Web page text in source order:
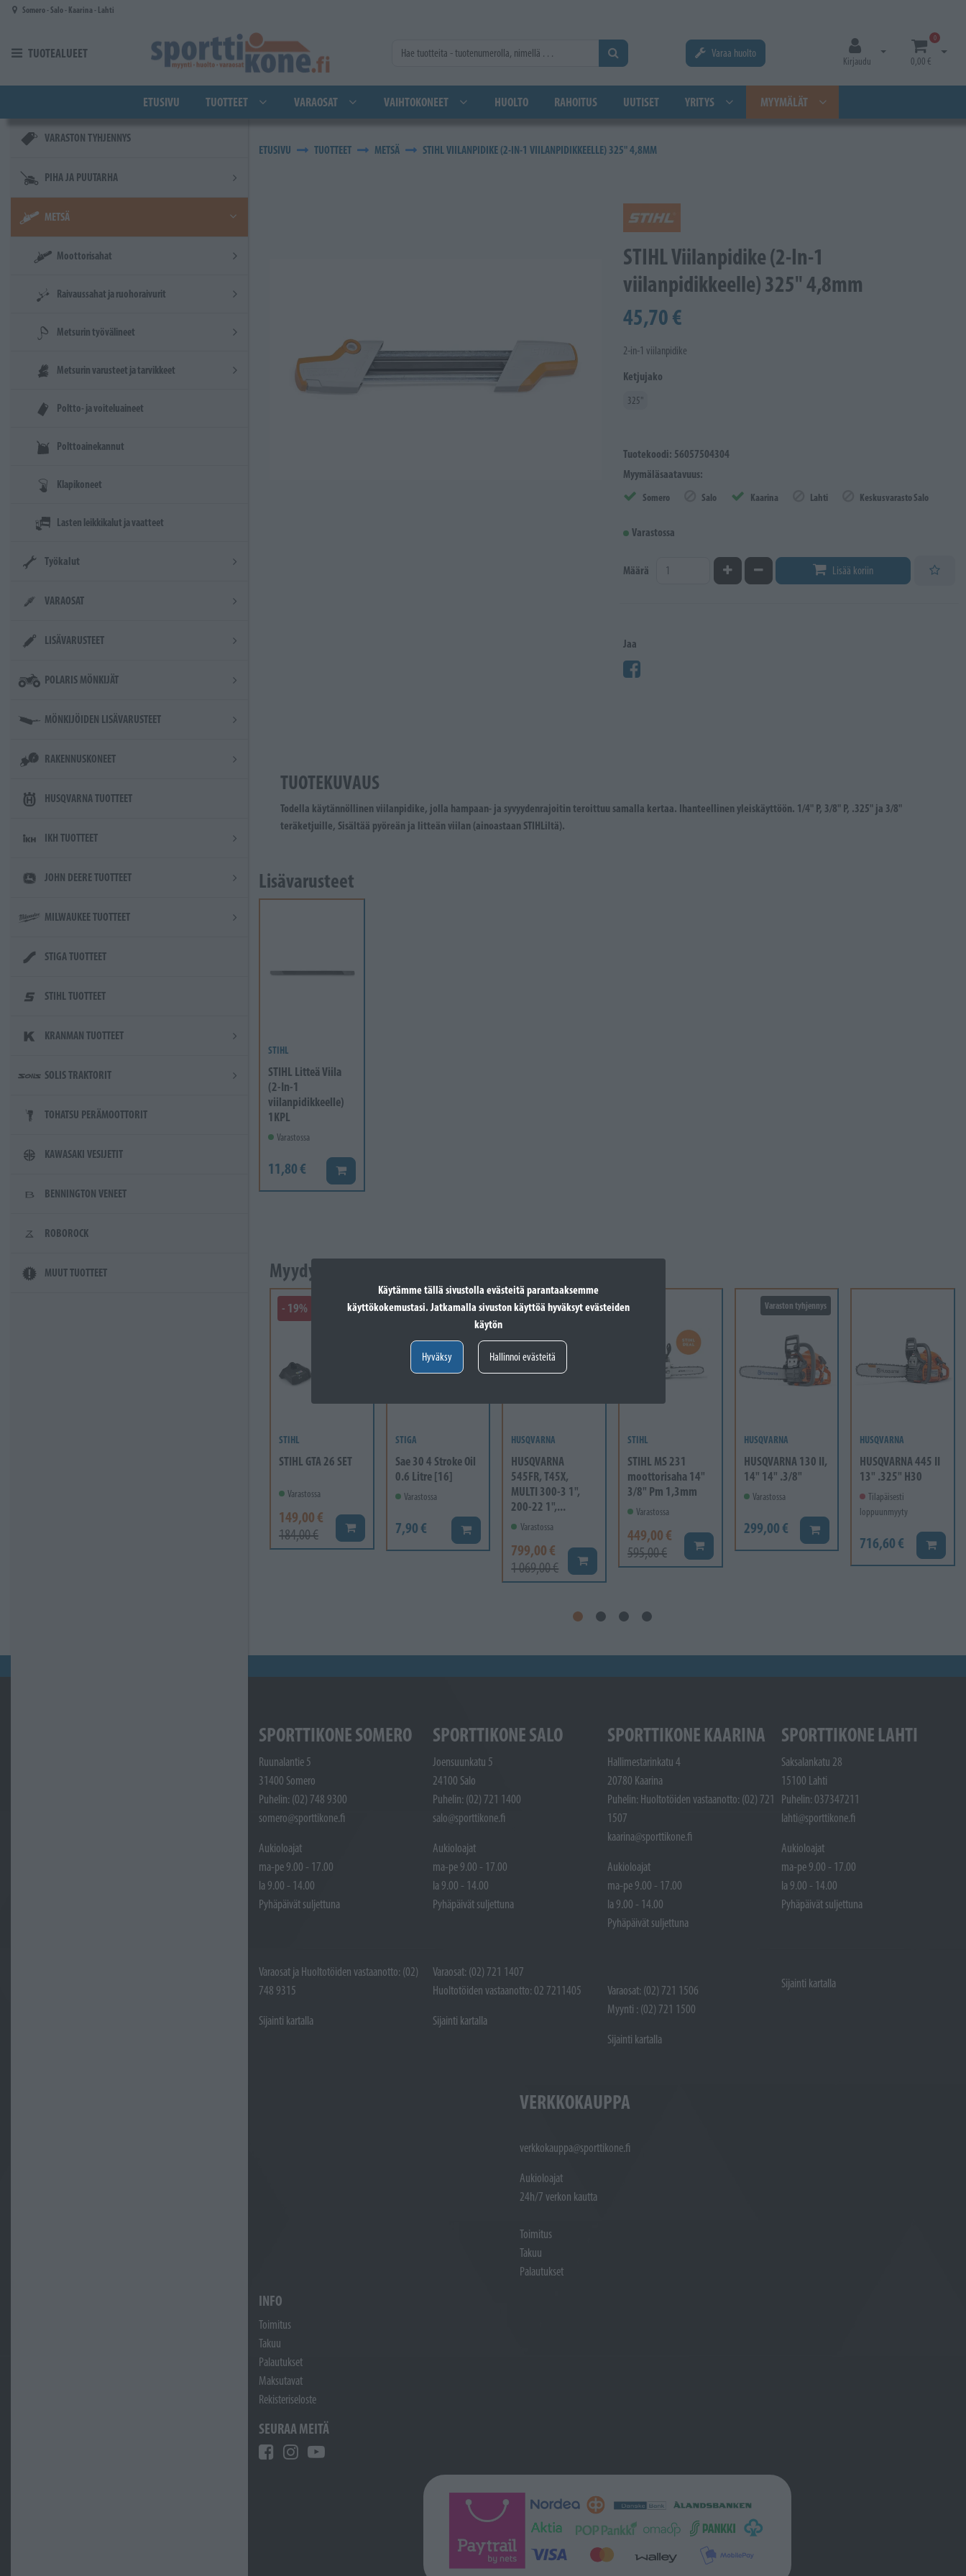
Käytämme tällä sivustolla evästeitä parantaaksemme
käyttökokemustasi. Jatkamalla sivuston käyttöä hyväksyt evästeiden
käytön
Hyväksy Hallinnoi evästeitä
Siirry pääsisältöön
Somero - Salo - Kaarina - Lahti
TUOTEALUEET Varaa huolto
Kirjaudu
Avaa kirjautuminen
0
0,00 €
Avaa
ETUSIVU TUOTTEET VARAOSAT VAIHTOKONEET HUOLTO RAHOITUS UUTISET YRITYS MYYMÄLÄT
VARASTON TYHJENNYS
PIHA JA PUUTARHA
METSÄ
Moottorisahat
Raivaussahat ja ruohoraivurit
Metsurin työvälineet
Metsurin varusteet ja tarvikkeet
Poltto- ja voiteluaineet
Polttoainekannut
Klapikoneet
Lasten leikkikalut ja vaatteet
Työkalut
VARAOSAT
LISÄVARUSTEET
POLARIS MÖNKIJÄT
MÖNKIJÖIDEN LISÄVARUSTEET
RAKENNUSKONEET
HUSQVARNA TUOTTEET
IKH TUOTTEET
JOHN DEERE TUOTTEET
MILWAUKEE TUOTTEET
STIGA TUOTTEET
STIHL TUOTTEET
KRANMAN TUOTTEET
SOLIS TRAKTORIT
TOHATSU PERÄMOOTTORIT
KAWASAKI VESIJETIT
BENNINGTON VENEET
ROBOROCK
MUUT TUOTTEET
ETUSIVU TUOTTEET METSÄ STIHL VIILANPIDIKE (2-IN-1 VIILANPIDIKKEELLE) 325" 4,8MM
STIHL Viilanpidike (2-In-1
viilanpidikkeelle) 325" 4,8mm
45,70 €
2-in-1 viilanpidike
Ketjujako
325"
Tuotekoodi: 56057504304
Myymäläsaatavuus:
Somero Salo Kaarina Lahti Keskusvarasto Salo
Varastossa
Määrä Kasvata määrääVähennä määrää Lisää koriin
Jaa
TUOTEKUVAUS
Todella käytännöllinen viilanpidike, jolla hampaan- ja syvyydenrajoitin teroittuu samalla kertaa. Ihanteellinen yleiskäyttöön. 1/4" P, 3/8" P, .325" ja 3/8"
teräketjuille, Sisältää pyöreän ja litteän viilan (ainoastaan STIHLiltä).
Lisävarusteet
STIHL
STIHL Litteä Viila
(2-In-1
viilanpidikkeelle)
1KPL
Varastossa
11,80 € Lisää koriin
Myydyimmät tuotteet
- 19%
STIHL
STIHL GTA 26 SET
Varastossa
149,00 €
184,00 € Lisää koriin
STIGA
Sae 30 4 Stroke Oil
0.6 Litre [16]
Varastossa
7,90 € Lisää koriin
- 25%
HUSQVARNA
HUSQVARNA
545FR, T45X,
MULTI 300-3 1",
200-22 1",...
Varastossa
799,00 €
1 069,00 € Lisää koriin
STIHL
STIHL MS 231
moottorisaha 14"
3/8" Pm 1,3mm
Varastossa
449,00 €
595,00 € Lisää koriin
Varaston tyhjennys
HUSQVARNA
HUSQVARNA 130 II,
14" 14" .3/8"
Varastossa
299,00 € Lisää koriin
HUSQVARNA
HUSQVARNA 445 II
13" .325" H30
Tilapäisesti
loppuunmyyty
716,60 € Lisää
SPORTTIKONE SOMERO
Ruunalantie 5
31400 Somero
Puhelin: (02) 748 9300
somero@sporttikone.fi
Aukioloajat
ma-pe 9.00 - 17.00
la 9.00 - 14.00
Pyhäpäivät suljettuna
Varaosat ja Huoltotöiden vastaanotto: (02)
748 9315
Sijainti kartalla
SPORTTIKONE SALO
Joensuunkatu 5
24100 Salo
Puhelin: (02) 721 1400
salo@sporttikone.fi
Aukioloajat
ma-pe 9.00 - 17.00
la 9.00 - 14.00
Pyhäpäivät suljettuna
Varaosat: (02) 721 1407
Huoltotöiden vastaanotto: 02 7211405
Sijainti kartalla
SPORTTIKONE KAARINA
Hallimestarinkatu 4
20780 Kaarina
Puhelin: Huoltotöiden vastaanotto: (02) 721
1507
kaarina@sporttikone.fi
Aukioloajat
ma-pe 9.00 - 17.00
la 9.00 - 14.00
Pyhäpäivät suljettuna
Varaosat: (02) 721 1506
Myynti : (02) 721 1500
Sijainti kartalla
SPORTTIKONE LAHTI
Saksalankatu 28
15100 Lahti
Puhelin: 037347211
lahti@sporttikone.fi
Aukioloajat
ma-pe 9.00 - 17.00
la 9.00 - 14.00
Pyhäpäivät suljettuna
Sijainti kartalla
VERKKOKAUPPA
verkkokauppa@sporttikone.fi
Aukioloajat
24h/7 verkon kautta
Toimitus
Takuu
Palautukset
INFO
Toimitus
Takuu
Palautukset
Maksutavat
Rekisteriseloste
SEURAA MEITÄ